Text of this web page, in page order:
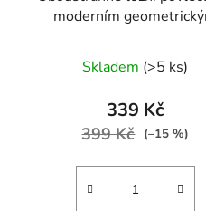
moderním
140 × 200 cm / 70 × 90
Skladem (>5 ks)
339 Kč
399 Kč (–15 %)